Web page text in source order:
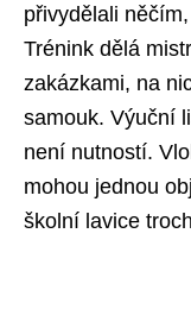
přivydělali
Trénink dělá
zakázkami, na
samouk. Výuční
není nutností.
mohou jednou
školní lavice